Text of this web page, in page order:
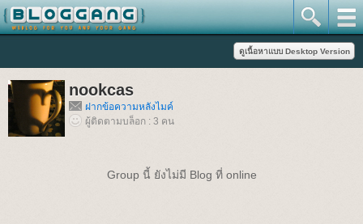
nookcas
ฝากข้อความหลังไมค์
ผู้ติดตามบล็อก : 3 คน
Group นี้ ยังไม่มี Blog ที่ online